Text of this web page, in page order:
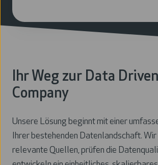
Ihr Weg zur Data Driven
Company
Unsere Lösung beginnt mit einer
Ihrer bestehenden Datenlandschaft.
relevante Quellen, prüfen die